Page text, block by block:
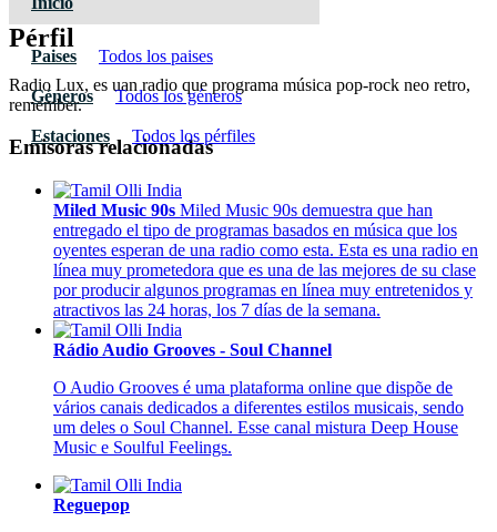
Paises Todos los paises
Géneros Todos los géneros
Estaciones Todos los pérfiles
Pérfil
Radio Lux, es uan radio que programa música pop-rock neo retro,
remember.
Emisoras relacionadas
Miled Music 90s Miled Music 90s demuestra que han
entregado el tipo de programas basados en música que los
oyentes esperan de una radio como esta. Esta es una radio en
línea muy prometedora que es una de las mejores de su clase
por producir algunos programas en línea muy entretenidos y
atractivos las 24 horas, los 7 días de la semana.
Rádio Audio Grooves - Soul Channel
O Audio Grooves é uma plataforma online que dispõe de
vários canais dedicados a diferentes estilos musicais, sendo
um deles o Soul Channel. Esse canal mistura Deep House
Music e Soulful Feelings.
Reguepop